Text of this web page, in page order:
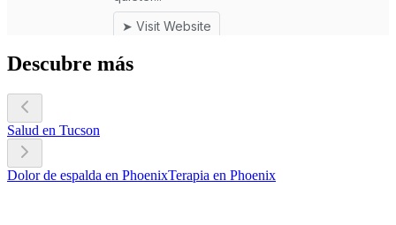
Descubre más
Salud en Tucson
Dolor de espalda en PhoenixTerapia en Phoenix